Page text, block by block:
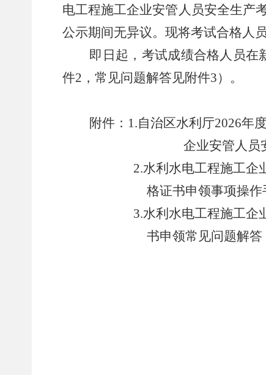
电工程施工企业安管人员安全生产
公示期间无异议。 现将考试合格人
即日起， 考试成绩合格人员在
件2 ，常见问题解答见附件3）。
附件： 1.自治区水利厅2026年
企业安管人员
2.水利水电工程施工企
格证书申领事项操作
3.水利水电工程施工企
书申领常见问题解答